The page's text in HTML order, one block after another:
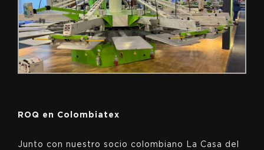
ROQ en Colombiatex
Junto con nuestro socio colombiano La Casa del